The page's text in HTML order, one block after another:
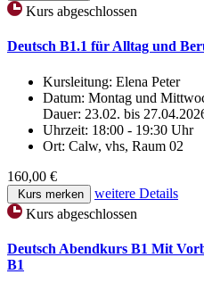
Kurs abgeschlossen
Deutsch B1.1 für Alltag und
Kursleitung: Elena Peter
Datum: Montag und
Dauer: 23.02. bis
Uhrzeit: 18:00 - 19:30 Uhr
Ort: Calw, vhs, Raum 02
160,00 €
Kurs merken
weitere Details
Kurs abgeschlossen
Deutsch Abendkurs B1 Mit
B1